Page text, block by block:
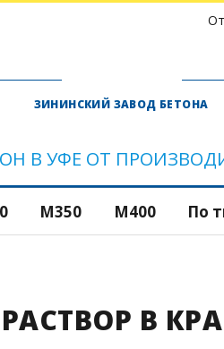
ЗИНИНСКИЙ ЗАВОД БЕТОНА
В УФЕ ОТ
М350 М400 По
В